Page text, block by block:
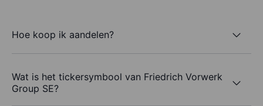
Hoe koop ik aandelen?
Wat is het tickersymbool van Friedrich Vorwerk
Group SE?